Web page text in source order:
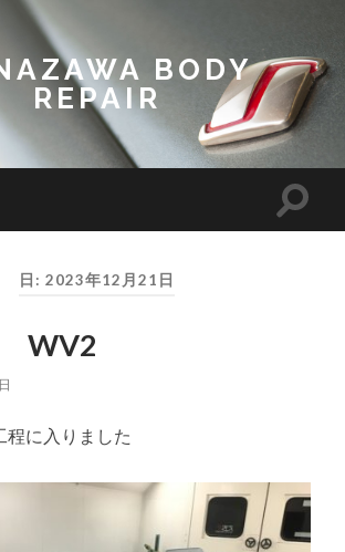
BODY
REPAIR
Toggle
日:2023年12月21日
WV2
程に入りました